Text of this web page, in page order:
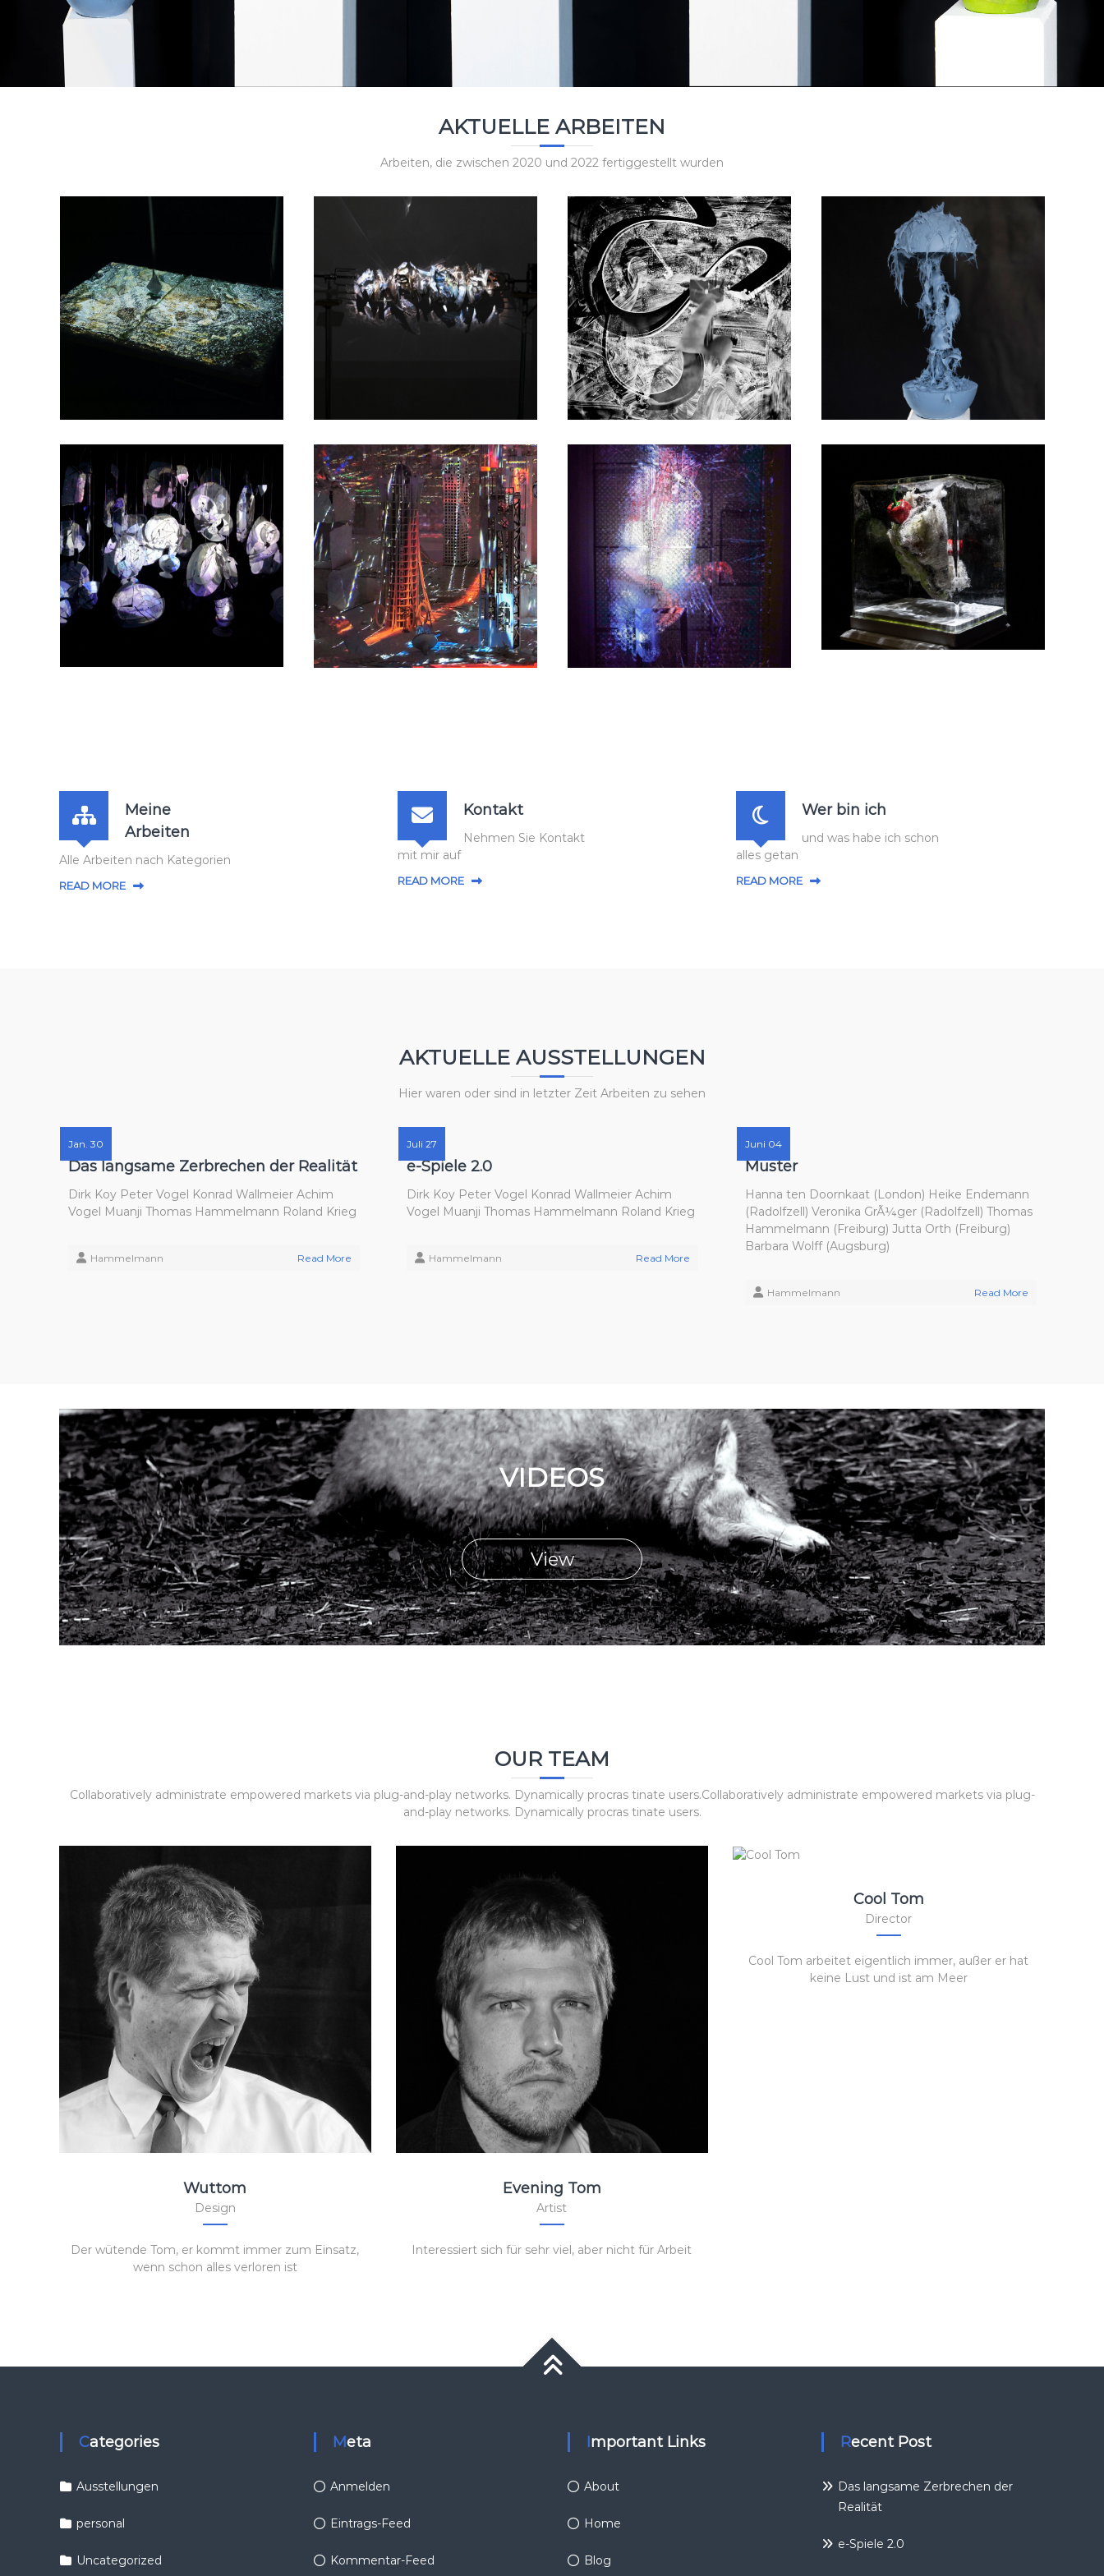
AKTUELLE ARBEITEN
Arbeiten, die zwischen 2020 und 2022 fertiggestellt wurden
Meine
Arbeiten
Alle Arbeiten nach Kategorien
READ MORE
Kontakt
Nehmen Sie Kontakt
mit mir auf
READ MORE
Wer bin ich
und was habe ich schon
alles getan
READ MORE
AKTUELLE AUSSTELLUNGEN
Hier waren oder sind in letzter Zeit Arbeiten zu sehen
Jan. 30
Das langsame Zerbrechen der Realität
Dirk Koy Peter Vogel Konrad Wallmeier Achim
Vogel Muanji Thomas Hammelmann Roland Krieg
Hammelmann Read More
Juli 27
e-Spiele 2.0
Dirk Koy Peter Vogel Konrad Wallmeier Achim
Vogel Muanji Thomas Hammelmann Roland Krieg
Hammelmann Read More
Juni 04
Muster
Hanna ten Doornkaat (London) Heike Endemann
(Radolfzell) Veronika GrÃ¼ger (Radolfzell) Thomas
Hammelmann (Freiburg) Jutta Orth (Freiburg)
Barbara Wolff (Augsburg)
Hammelmann Read More
VIDEOS
View
OUR TEAM
Collaboratively administrate empowered markets via plug-and-play networks. Dynamically procras tinate users.Collaboratively administrate empowered markets via plug-
and-play networks. Dynamically procras tinate users.
Wuttom
Design
Der wütende Tom, er kommt immer zum Einsatz,
wenn schon alles verloren ist
Evening Tom
Artist
Interessiert sich für sehr viel, aber nicht für Arbeit
Cool Tom
Director
Cool Tom arbeitet eigentlich immer, außer er hat
keine Lust und ist am Meer
Categories
Ausstellungen
personal
Uncategorized
Meta
Anmelden
Eintrags-Feed
Kommentar-Feed
Important Links
About
Home
Blog
Recent Post
Das langsame Zerbrechen der
Realität
e-Spiele 2.0